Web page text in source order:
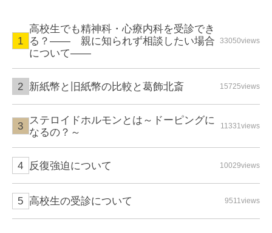
高校生でも精神科・心療内科を受診でき
る？—— 親に知られず相談したい場合
について――
33050views
新紙幣と旧紙幣の比較と葛飾北斎 15725views
ステロイドホルモンとは～ドーピングに
なるの？～
11331views
反復強迫について 10029views
高校生の受診について 9511views